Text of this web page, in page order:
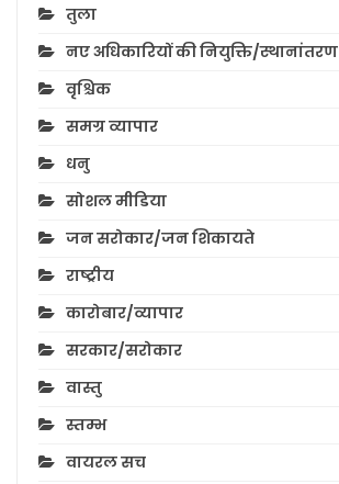
तुला
नए अधिकारियों की नियुक्ति/स्थानांतरण
वृश्चिक
समग्र व्यापार
धनु
सोशल मीडिया
जन सरोकार/जन शिकायते
राष्ट्रीय
कारोबार/व्यापार
सरकार/सरोकार
वास्तु
स्तम्भ
वायरल सच